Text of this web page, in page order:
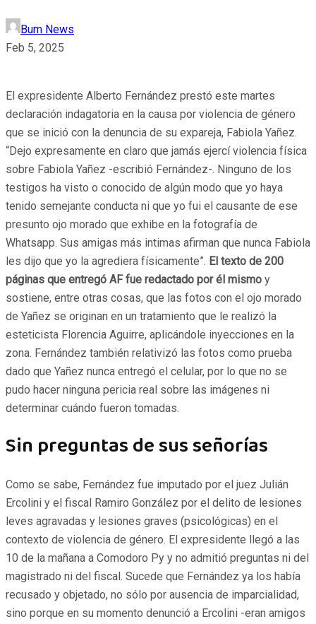
Bum News
Feb 5, 2025
El expresidente Alberto Fernández prestó este martes
declaración indagatoria en la causa por violencia de género
que se inició con la denuncia de su expareja, Fabiola Yañez.
“Dejo expresamente en claro que jamás ejercí violencia física
sobre Fabiola Yañez -escribió Fernández-. Ninguno de los
testigos ha visto o conocido de algún modo que yo haya
tenido semejante conducta ni que yo fui el causante de ese
presunto ojo morado que exhibe en la fotografía de
Whatsapp. Sus amigas más intimas afirman que nunca Fabiola
les dijo que yo la agrediera físicamente”. El texto de 200
páginas que entregó AF fue redactado por él mismo y
sostiene, entre otras cosas, que las fotos con el ojo morado
de Yañez se originan en un tratamiento que le realizó la
esteticista Florencia Aguirre, aplicándole inyecciones en la
zona. Fernández también relativizó las fotos como prueba
dado que Yañez nunca entregó el celular, por lo que no se
pudo hacer ninguna pericia real sobre las imágenes ni
determinar cuándo fueron tomadas.
Sin preguntas de sus señorías
Como se sabe, Fernández fue imputado por el juez Julián
Ercolini y el fiscal Ramiro González por el delito de lesiones
leves agravadas y lesiones graves (psicológicas) en el
contexto de violencia de género. El expresidente llegó a las
10 de la mañana a Comodoro Py y no admitió preguntas ni del
magistrado ni del fiscal. Sucede que Fernández ya los había
recusado y objetado, no sólo por ausencia de imparcialidad,
sino porque en su momento denunció a Ercolini -eran amigos